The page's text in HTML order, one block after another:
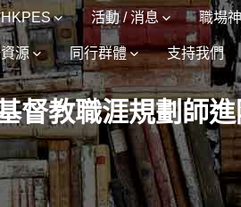
活動 / 消息 職場
源 同行群體 支持我們
督教職涯規劃師